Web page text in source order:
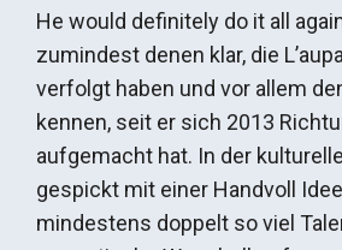
He would definitely do it all
zumindest denen klar, die
verfolgt haben und vor allem
kennen, seit er sich 2013
aufgemacht hat. In der
gespickt mit einer Handvoll
mindestens doppelt so viel